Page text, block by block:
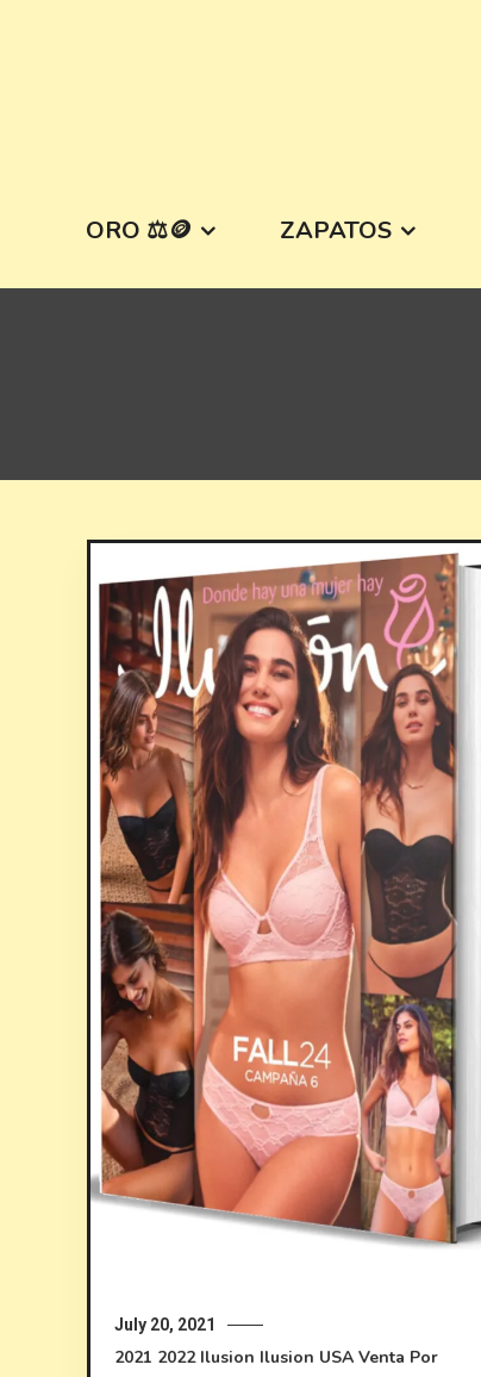
ORO ⚖️🪙 ZAPATOS
July 20, 2021
2021 2022 Ilusion Ilusion USA Venta Por